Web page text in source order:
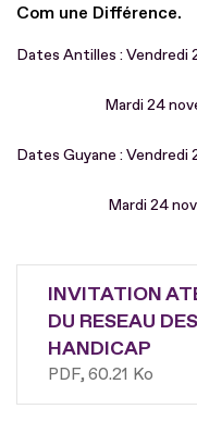
Com une Différence.
Dates Antilles : Vendredi
Mardi 24
Dates Guyane : Vendredi
Mardi 24
INVITATION
DU RESEAU
HANDICAP
PDF 60.21 Ko